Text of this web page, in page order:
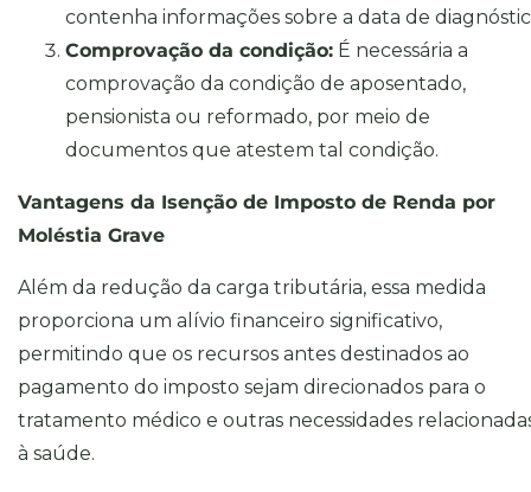
contenha informações sobre a data de
Comprovação da condição: É necessária a
comprovação da condição de aposentado,
pensionista ou reformado, por meio de
documentos que atestem tal condição.
Vantagens da Isenção de Imposto de Renda por
Moléstia Grave
Além da redução da carga tributária, essa medida
proporciona um alívio financeiro significativo,
permitindo que os recursos antes destinados ao
pagamento do imposto sejam direcionados para o
tratamento médico e outras necessidades
à saúde.